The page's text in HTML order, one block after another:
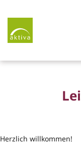
Zur Startseite
Herzlich willkommen!